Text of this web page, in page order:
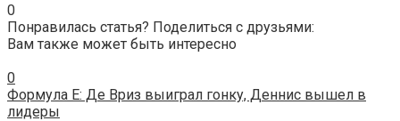
0
Понравилась статья? Поделиться с друзьями:
Вам также может быть интересно
0
Формула E: Де Вриз выиграл гонку, Деннис вышел в
лидеры